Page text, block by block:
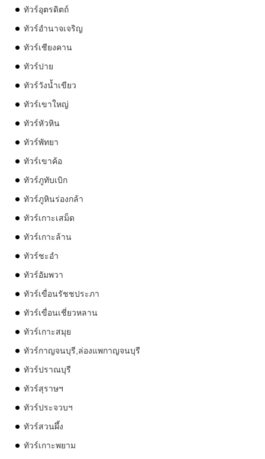
ทัวร์อุตรดิตถ์
ทัวร์อำนาจเจริญ
ทัวร์เชียงคาน
ทัวร์ปาย
ทัวร์วังน้ำเขียว
ทัวร์เขาใหญ่
ทัวร์หัวหิน
ทัวร์พัทยา
ทัวร์เขาค้อ
ทัวร์ภูทับเบิก
ทัวร์ภูหินร่องกล้า
ทัวร์เกาะเสม็ด
ทัวร์เกาะล้าน
ทัวร์ชะอำ
ทัวร์อัมพวา
ทัวร์เขื่อนรัชชประภา
ทัวร์เขื่อนเชี่ยวหลาน
ทัวร์เกาะสมุย
ทัวร์กาญจนบุรี,ล่องแพกาญจนบุรี
ทัวร์ปราณบุรี
ทัวร์สุราษฯ
ทัวร์ประจวบฯ
ทัวร์สวนผึ้ง
ทัวร์เกาะพยาม